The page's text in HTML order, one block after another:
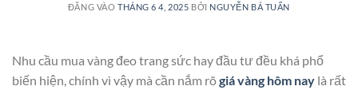
ĐĂNG VÀO THÁNG 6 4, 2025 BỞI NGUYỄN BÁ TUẤN
Nhu cầu mua vàng đeo trang sức hay đầu tư đều khá phổ
biến hiện, chính vì vậy mà cần nắm rõgiá vàng hôm nay là rất